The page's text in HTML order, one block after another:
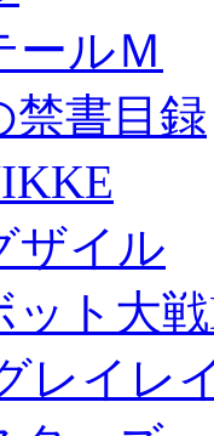
ールＭ
禁書目録
ザイル
ット大
レイレ